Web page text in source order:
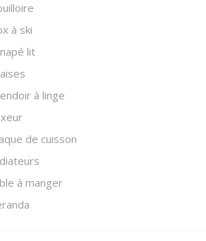
à ski
lit
à linge
de cuisson
à manger